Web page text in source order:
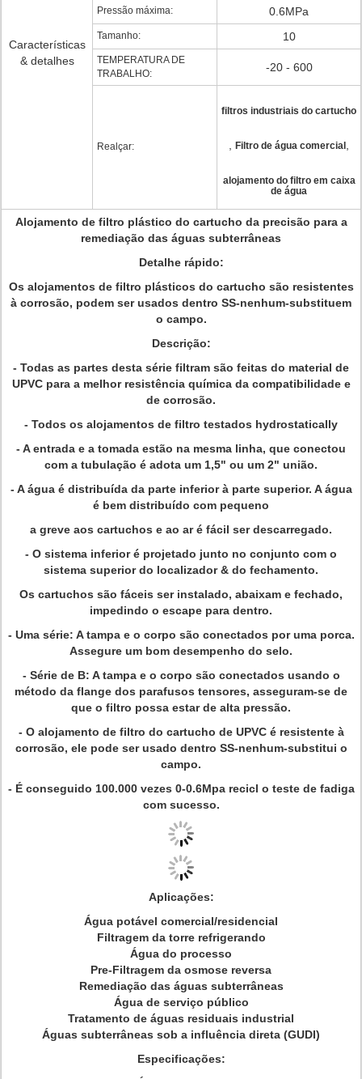
Características
& detalhes
Pressão máxima: 0.6MPa
Tamanho: 10
TEMPERATURA DE
TRABALHO:
-20 - 600
Realçar:
filtros industriais do cartucho
Filtro de água comercial
alojamento do filtro em caixa
de água
Alojamento de filtro plástico do cartucho da precisão para a
remediação das águas subterrâneas
Detalhe rápido:
Os alojamentos de filtro plásticos do cartucho são resistentes
à corrosão, podem ser usados dentro SS-nenhum-substituem
o campo.
Descrição:
- Todas as partes desta série filtram são feitas do material de
UPVC para a melhor resistência química da compatibilidade e
de corrosão.
- Todos os alojamentos de filtro testados hydrostatically
- A entrada e a tomada estão na mesma linha, que conectou
com a tubulação é adota um 1,5" ou um 2" união.
- A água é distribuída da parte inferior à parte superior. A água
é bem distribuído com pequeno
a greve aos cartuchos e ao ar é fácil ser descarregado.
- O sistema inferior é projetado junto no conjunto com o
sistema superior do localizador & do fechamento.
Os cartuchos são fáceis ser instalado, abaixam e fechado,
impedindo o escape para dentro.
- Uma série: A tampa e o corpo são conectados por uma porca.
Assegure um bom desempenho do selo.
- Série de B: A tampa e o corpo são conectados usando o
método da flange dos parafusos tensores, asseguram-se de
que o filtro possa estar de alta pressão.
- O alojamento de filtro do cartucho de UPVC é resistente à
corrosão, ele pode ser usado dentro SS-nenhum-substitui o
campo.
- É conseguido 100.000 vezes 0-0.6Mpa recicl o teste de fadiga
com sucesso.
Aplicações:
Água potável comercial/residencial
Filtragem da torre refrigerando
Água do processo
Pre-Filtragem da osmose reversa
Remediação das águas subterrâneas
Água de serviço público
Tratamento de águas residuais industrial
Águas subterrâneas sob a influência direta (GUDI)
Especificações: